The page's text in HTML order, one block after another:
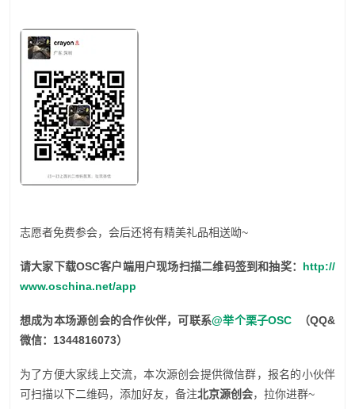
志愿者免费参会，会后还将有精美礼品相送呦~
请大家下载OSC客户端用户现场扫描二维码签到和抽奖： http://
www.oschina.net/app
想成为本场源创会的合作伙伴，可联系@举个栗子OSC
（QQ&
微信：1344816073）
为了方便大家线上交流，本次源创会提供微信群，报名的小伙伴
可扫描以下二维码，添加好友，备注北京源创会，拉你进群~